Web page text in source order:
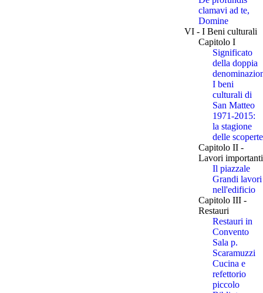
clamavi ad te,
Domine
VI - I Beni culturali
Capitolo I
Significato
della doppia
I beni
culturali di
San Matteo
1971-2015:
la stagione
delle scoperte
Capitolo II -
Lavori importanti
Il piazzale
Grandi lavori
nell'edificio
Capitolo III -
Restauri
Restauri in
Convento
Sala p.
Scaramuzzi
Cucina e
refettorio
piccolo